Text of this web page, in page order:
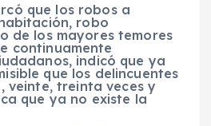
que los robos a
robo
de los mayores temores
continuamente
indicó que ya
que los delincuentes
veinte, treinta veces y
que ya no existe la